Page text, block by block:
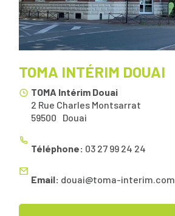
TOMA INTÉRIM DOUAI
TOMA Intérim Douai
2 Rue Charles Montsarrat
Douai
59500
Téléphone: 03 27 99 24 24
Email: douai@toma-interim.com